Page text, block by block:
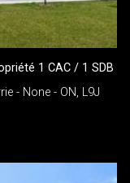
1 CAC / 1 SDB
- None - ON, L9J